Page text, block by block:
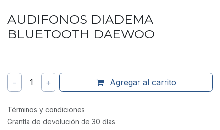
AUDIFONOS DIADEMA
BLUETOOTH DAEWOO
− 1 + Agregar al carrito
Términos y condiciones
Grantía de devolución de 30 días